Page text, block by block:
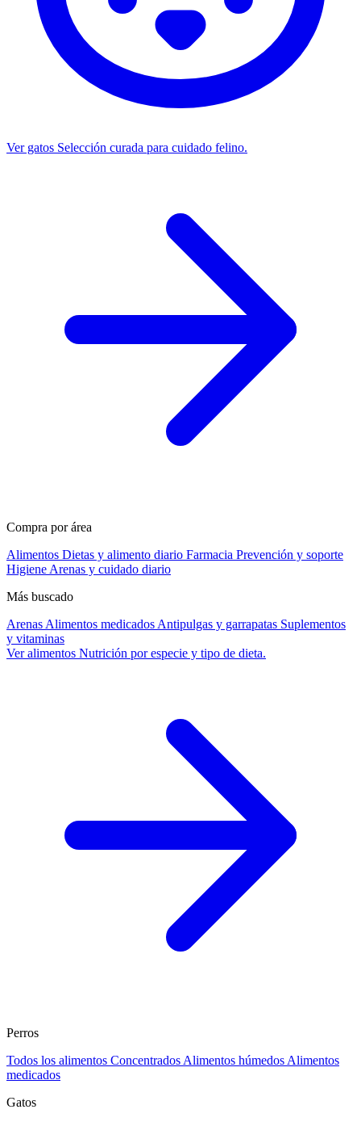
Ver gatos Selección curada para cuidado felino.
Compra por área
Alimentos Dietas y alimento diario Farmacia Prevención y soporte
Higiene Arenas y cuidado diario
Más buscado
Arenas Alimentos medicados Antipulgas y garrapatas Suplementos
y vitaminas
Ver alimentos Nutrición por especie y tipo de dieta.
Perros
Todos los alimentos Concentrados Alimentos húmedos Alimentos
medicados
Gatos